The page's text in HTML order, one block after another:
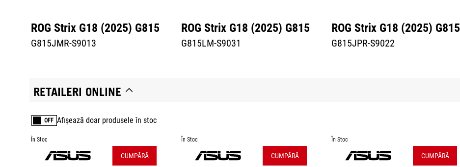
ROG Strix G18 (2025) G815
G815JMR-S9013
ROG Strix G18 (2025) G815
G815LM-S9031
ROG Strix G18 (2025) G815
G815JPR-S9022
RETAILERI ONLINE
OFF Afișează doar produsele în stoc
În Stoc
CUMPĂRĂ
În Stoc
CUMPĂRĂ
În Stoc
CUMPĂRĂ